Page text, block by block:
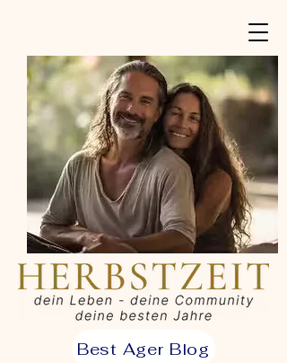
Best Ager Blog